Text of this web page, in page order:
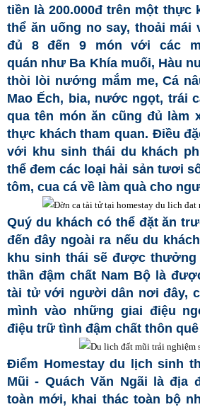
tiền là 200.000đ trên một thực
thể ăn uống no say, thoải
đủ 8 đến 9 món với các
quán như Ba Khía muối, Hàu
thòi lòi nướng mắm me, Cá
Mao Ếch, bia, nước ngọt, trái
qua tên món ăn cũng đủ làm
thực khách tham quan. Điều
với khu sinh thái du khách
thể đem các loại hải sản tươi
tôm, cua cá về làm quà cho
Quý du khách có thể đặt ăn
đến đây ngoài ra nếu du
khu sinh thái sẽ được
thần đậm chất Nam Bộ là
tài tử với người dân nơi đây,
mình vào những giai điệu
điệu trữ tình đậm chất thôn
Điểm Homestay du lịch sinh
Mũi - Quách Văn Ngãi là địa
toàn mới, khai thác toàn bộ